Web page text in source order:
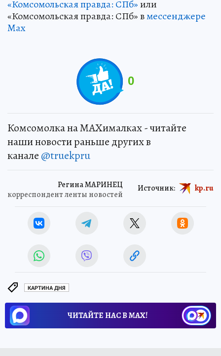
«Комсомольская правда: СПб»или
«Комсомольская правда: СПб» вмессенджере
Max
0
Комсомолка на MAXималках - читайте
наши новости раньше других в
канале @truekpru
Регина МАРИНЕЦ
корреспондент ленты новостей
Источник: kp.ru
КАРТИНА ДНЯ
ЧИТАЙТЕ НАС В МАХ!